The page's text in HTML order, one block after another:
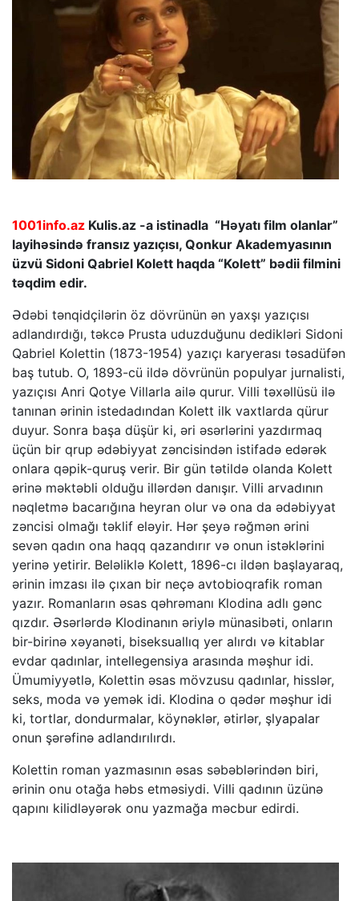
1001info.az Kulis.az -a istinadla “Həyatı film olanlar”
layihəsində fransız yazıçısı, Qonkur Akademyasının
üzvü Sidoni Qabriel Kolett haqda “Kolett” bədii filmini
təqdim edir.
Ədəbi tənqidçilərin öz dövrünün ən yaxşı yazıçısı
adlandırdığı, təkcə Prusta uduzduğunu dedikləri Sidoni
Qabriel Kolettin (1873-1954) yazıçı karyerası təsadüfən
baş tutub. O, 1893-cü ildə dövrünün populyar jurnalisti,
yazıçısı Anri Qotye Villarla ailə qurur. Villi təxəllüsü ilə
tanınan ərinin istedadından Kolett ilk vaxtlarda qürur
duyur. Sonra başa düşür ki, əri əsərlərini yazdırmaq
üçün bir qrup ədəbiyyat zəncisindən istifadə edərək
onlara qəpik-quruş verir. Bir gün tətildə olanda Kolett
ərinə məktəbli olduğu illərdən danışır. Villi arvadının
nəqletmə bacarığına heyran olur və ona da ədəbiyyat
zəncisi olmağı təklif eləyir. Hər şeyə rəğmən ərini
sevən qadın ona haqq qazandırır və onun istəklərini
yerinə yetirir. Beləliklə Kolett, 1896-cı ildən başlayaraq,
ərinin imzası ilə çıxan bir neçə avtobioqrafik roman
yazır. Romanların əsas qəhrəmanı Klodina adlı gənc
qızdır. Əsərlərdə Klodinanın əriylə münasibəti, onların
bir-birinə xəyanəti, biseksuallıq yer alırdı və kitablar
evdar qadınlar, intellegensiya arasında məşhur idi.
Ümumiyyətlə, Kolettin əsas mövzusu qadınlar, hisslər,
seks, moda və yemək idi. Klodina o qədər məşhur idi
ki, tortlar, dondurmalar, köynəklər, ətirlər, şlyapalar
onun şərəfinə adlandırılırdı.
Kolettin roman yazmasının əsas səbəblərindən biri,
ərinin onu otağa həbs etməsiydi. Villi qadının üzünə
qapını kilidləyərək onu yazmağa məcbur edirdi.